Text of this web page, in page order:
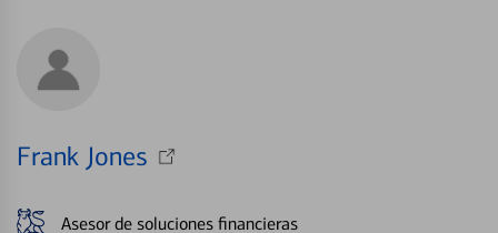
Frank Jones
Asesor de soluciones financieras